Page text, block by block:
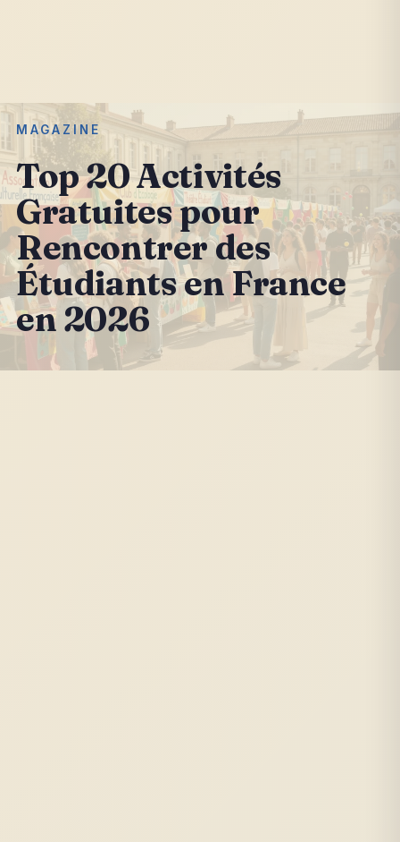
MAGAZINE
Top 20 Activités
Gratuites pour
Rencontrer des
Étudiants en France
en 2026